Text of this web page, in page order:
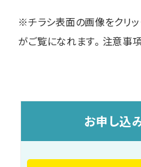
※チラシ表面の画像をクリ
がご覧になれます。注意事
お申し込